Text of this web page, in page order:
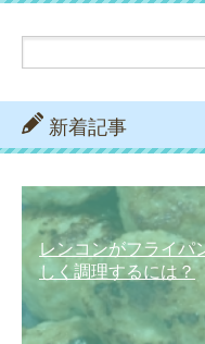
新着記事
レンコンがフライパ
しく調理するには？